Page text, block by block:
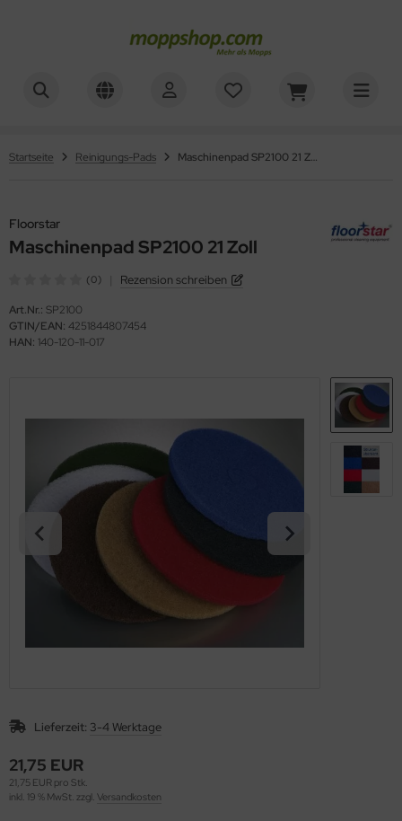
Startseite Reinigungs-Pads Maschinenpad SP2100 21 Zoll
Floorstar
Maschinenpad SP2100 21 Zoll
(0) Rezension schreiben
Art.Nr.: SP2100
GTIN/EAN: 4251844807454
HAN: 140-120-11-017
Lieferzeit: 3-4 Werktage
21,75 EUR
21,75 EUR pro Stk.
inkl. 19 % MwSt. zzgl. Versandkosten